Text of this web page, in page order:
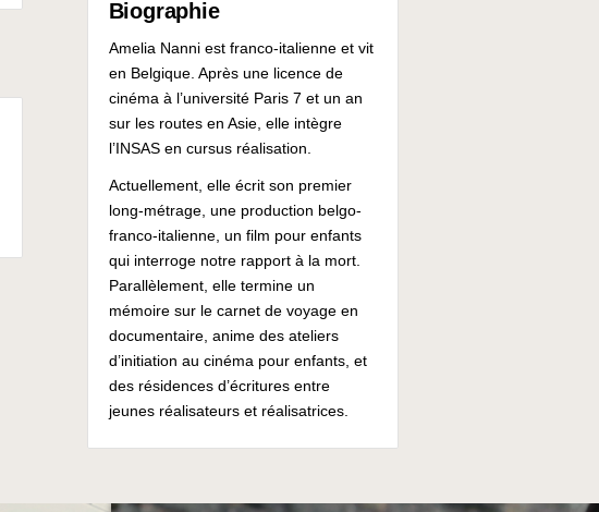
Biographie
Amelia Nanni est franco-italienne et vit
en Belgique. Après une licence de
cinéma à l’université Paris 7 et un an
sur les routes en Asie, elle intègre
l’INSAS en cursus réalisation.
Actuellement, elle écrit son premier
long-métrage, une production belgo-
franco-italienne, un film pour enfants
qui interroge notre rapport à la mort.
Parallèlement, elle termine un
mémoire sur le carnet de voyage en
documentaire, anime des ateliers
d’initiation au cinéma pour enfants, et
des résidences d’écritures entre
jeunes réalisateurs et réalisatrices.